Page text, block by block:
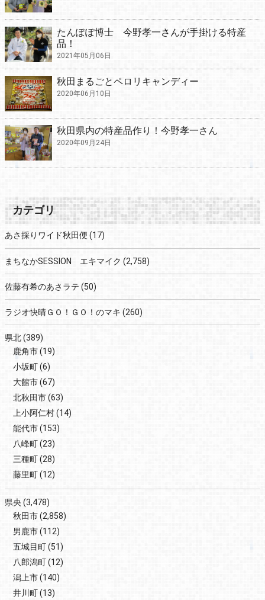
たんぽぽ博士 今野孝一さんが手掛ける特産
品！
2021年05月06日
秋田まるごとペロリキャンディー
2020年06月10日
秋田県内の特産品作り！今野孝一さん
2020年09月24日
カテゴリ
あさ採りワイド秋田便 (17)
まちなかSESSION エキマイク (2,758)
佐藤有希のあさラテ (50)
ラジオ快晴ＧＯ！ＧＯ！のマキ (260)
県北(389)
鹿角市(19)
小坂町(6)
大館市(67)
北秋田市(63)
上小阿仁村(14)
能代市(153)
八峰町(23)
三種町(28)
藤里町(12)
県央(3,478)
秋田市(2,858)
男鹿市(112)
五城目町(51)
八郎潟町(12)
潟上市(140)
井川町(13)